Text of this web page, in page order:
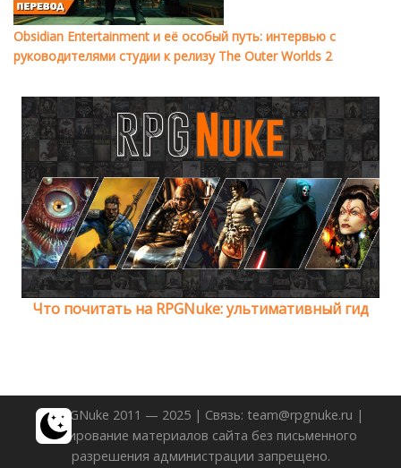
Obsidian Entertainment и её особый путь: интервью с
руководителями студии к релизу The Outer Worlds 2
Что почитать на RPGNuke: ультимативный гид
© RPGNuke 2011 — 2025 | Связь: team@rpgnuke.ru |
Копирование материалов сайта без письменного
разрешения администрации запрещено.